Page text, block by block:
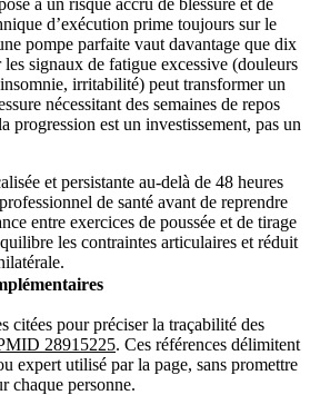
à un risque accru de blessure et de
d’exécution prime toujours sur le
pompe parfaite vaut davantage que dix
signaux de fatigue excessive (douleurs
irritabilité) peut transformer un
nécessitant des semaines de repos
progression est un investissement, pas un
et persistante au-delà de 48 heures
de santé avant de reprendre
entre exercices de poussée et de tirage
les contraintes articulaires et réduit
citées pour préciser la traçabilité des
28915225. Ces références délimitent
expert utilisé par la page, sans promettre
chaque personne.